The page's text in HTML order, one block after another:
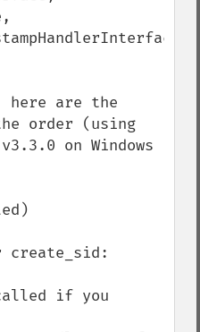
are the
order (using
on Windows